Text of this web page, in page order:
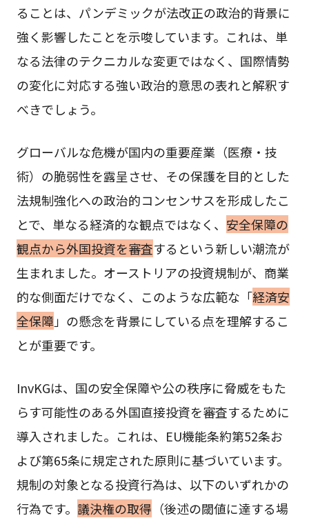
ることは、パンデミックが法改正の政治的背景に
強く影響したことを示唆しています。これは、単
なる法律のテクニカルな変更ではなく、国際情勢
の変化に対応する強い政治的意思の表れと解釈す
べきでしょう。
グローバルな危機が国内の重要産業（医療・技
術）の脆弱性を露呈させ、その保護を目的とした
法規制強化への政治的コンセンサスを形成したこ
とで、単なる経済的な観点ではなく、 安全保障の
観点から外国投資を審査するという新しい潮流が
生まれました。オーストリアの投資規制が、商業
的な側面だけでなく、このような広範な「経済安
全保障 」の懸念を背景にしている点を理解するこ
とが重要です。
InvKGは、国の安全保障や公の秩序に脅威をもた
らす可能性のある外国直接投資を審査するために
導入されました。これは、EU機能条約第52条お
よび第65条に規定された原則に基づいています。
規制の対象となる投資行為は、以下のいずれかの
行為です。 議決権の取得 （後述の閾値に達する場